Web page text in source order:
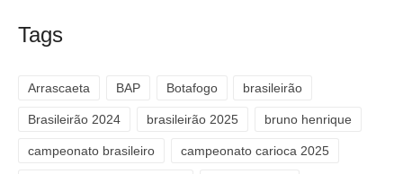
Tags
Arrascaeta BAP Botafogo brasileirão
Brasileirão 2024 brasileirão 2025 bruno henrique
campeonato brasileiro campeonato carioca 2025